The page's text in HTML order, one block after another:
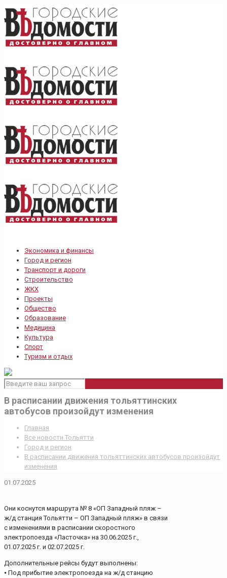
Экономика и финансы
Город и регион
Транспорт и дороги
Строительство
ЖКХ
Проекты
Общество
Образование
Медицина
Культура
Спорт
Туризм и отдых
В расписании движения тольяттинских
автобусов произойдут изменения
Главная
Все новости Тольятти
Город и регион
В расписании движения тольяттинских автобусов произойдут
изменения
01.07.2025
Они коснутся маршрута № 8 «ОП Западный пляж –
ж/д станция Тольятти – ОП Западный пляж» в связи
с изменениями в расписании скоростного
электропоезда «Ласточка» на 30.06.2025 г.,
01.07.2025 г. и 02.07.2025 г.
Дополнительные рейсы будут выполнены:
⦁ Под прибытие электропоезда на ж/д станцию